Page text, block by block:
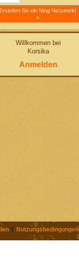
Erstellen Sie ein Ning-Netzwerk!
»
Willkommen bei
Korsika
Anmelden
| Nutzungsbedingungen